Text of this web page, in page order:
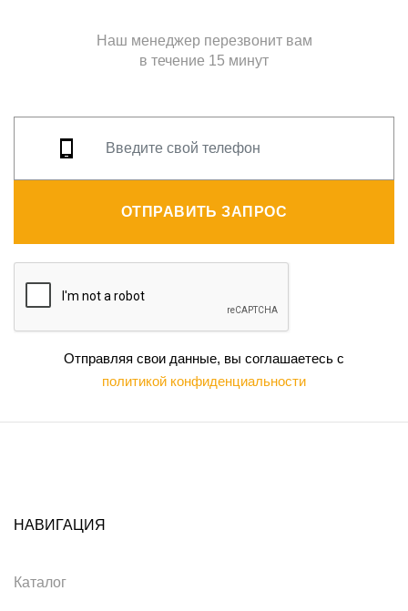
Наш менеджер перезвонит вам
в течение 15 минут
ОТПРАВИТЬ ЗАПРОС
Отправляя свои данные, вы соглашаетесь с
политикой конфиденциальности
НАВИГАЦИЯ
Каталог